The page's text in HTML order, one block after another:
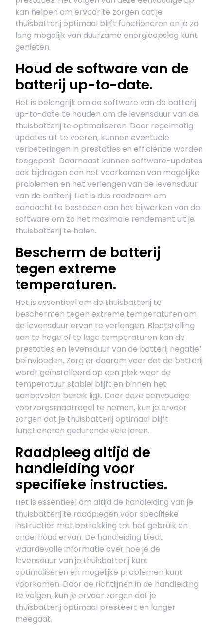
kan helpen om ervoor te zorgen dat je
thuisbatterij optimaal blijft functioneren en je zo
lang mogelijk van duurzame energieopslag kunt
genieten.
Houd de software van de
batterij up-to-date.
Het is belangrijk om de software van de batterij
up-to-date te houden om de levensduur van de
thuisbatterij te optimaliseren. Door regelmatig
updates uit te voeren, kunnen eventuele
verbeteringen in prestaties en efficiëntie worden
toegepast. Daarnaast kunnen software-updates
ook bijdragen aan het voorkomen van mogelijke
problemen en het verlengen van de levensduur
van de batterij. Het is dus raadzaam om
aandacht te besteden aan het bijwerken van de
software om zo het maximale rendement uit je
thuisbatterij te halen.
Bescherm de batterij
tegen extreme
temperaturen.
Het is essentieel om de thuisbatterij te
beschermen tegen extreme temperaturen om
de levensduur ervan te verlengen. Blootstelling
aan te hoge of te lage temperaturen kan de
prestaties en levensduur van de batterij negatief
beïnvloeden. Zorg er daarom voor dat de batterij
wordt geïnstalleerd op een plek waar de
temperatuur stabiel blijft en binnen het
aanbevolen bereik ligt. Door deze eenvoudige
voorzorgsmaatregel te nemen, kun je ervoor
zorgen dat je thuisbatterij optimaal blijft
functioneren gedurende vele jaren.
Raadpleeg altijd de
handleiding voor
specifieke instructies.
Het is essentieel om altijd de handleiding van je
thuisbatterij te raadplegen voor specifieke
instructies met betrekking tot het gebruik en
onderhoud ervan. De handleiding biedt
waardevolle informatie over hoe je de
levensduur van je thuisbatterij kunt
optimaliseren en mogelijke problemen kunt
voorkomen. Door de richtlijnen in de handleiding
te volgen, kun je ervoor zorgen dat je
thuisbatterij optimaal presteert en langer
meegaat.